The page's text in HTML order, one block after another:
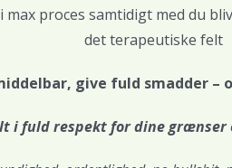
max proces samtidigt med du
det terapeutiske felt
give fuld smadder –
i fuld respekt for dine